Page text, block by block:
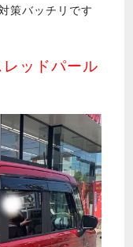
策バッチリです
ッドパール